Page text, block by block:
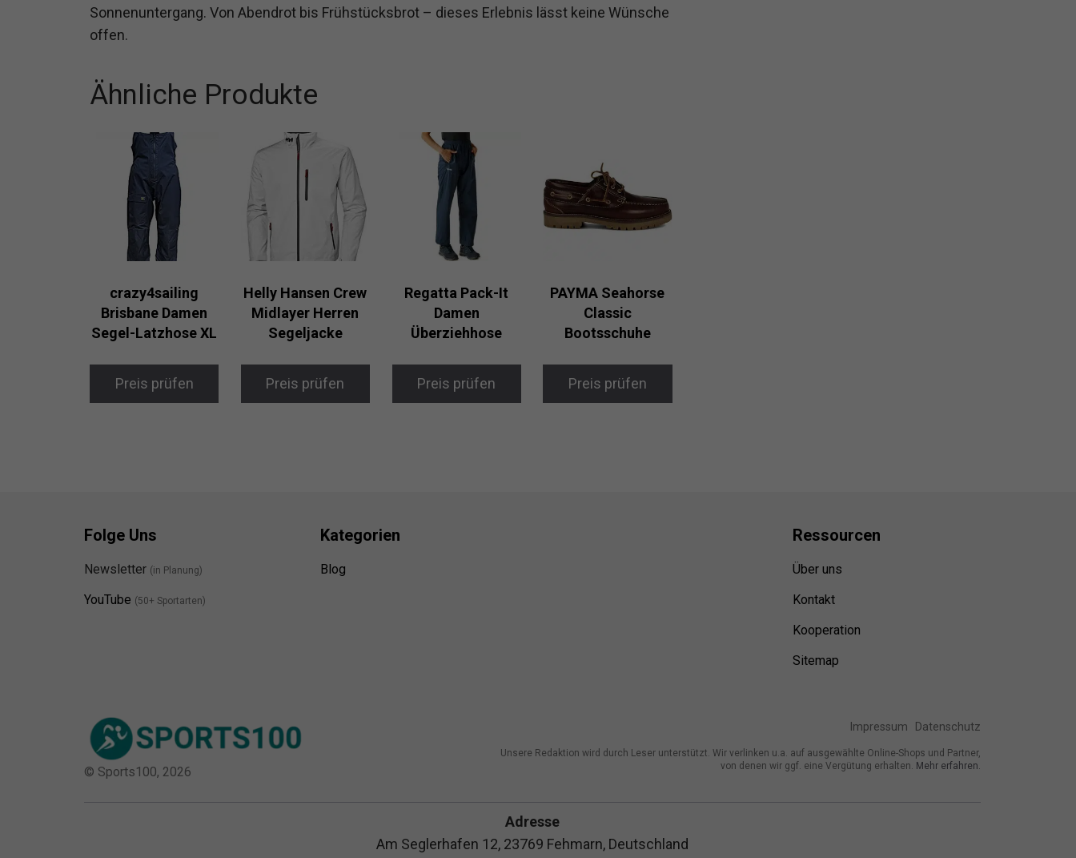
Sonnenuntergang. Von Abendrot bis Frühstücksbrot – dieses Erlebnis lässt keine Wünsche
offen.
Ähnliche Produkte
crazy4sailing
Brisbane Damen
Segel-Latzhose XL
Preis prüfen
Helly Hansen Crew
Midlayer Herren
Segeljacke
Preis prüfen
Regatta Pack-It
Damen
Überziehhose
Preis prüfen
PAYMA Seahorse
Classic
Bootsschuhe
Preis prüfen
Folge Uns
Newsletter (in Planung)
YouTube (50+ Sportarten)
Kategorien
Blog
Ressourcen
Über uns
Kontakt
Kooperation
Sitemap
© Sports100, 2026
Impressum Datenschutz
Unsere Redaktion wird durch Leser unterstützt. Wir verlinken u.a. auf ausgewählte Online-Shops und Partner,
von denen wir ggf. eine Vergütung erhalten. Mehr erfahren.
Adresse
Am Seglerhafen 12, 23769 Fehmarn, Deutschland